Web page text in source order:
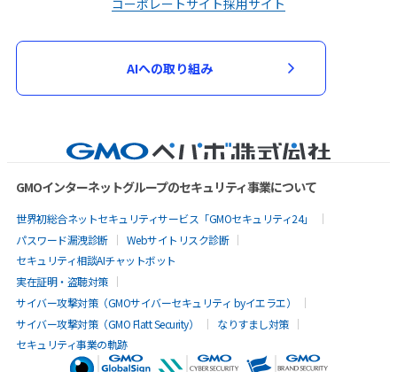
AIへの取り組み
GMOインターネットグループのセキュリティ事業について
世界初総合ネットセキュリティサービス「GMOセキュリティ24」
パスワード漏洩診断
Webサイトリスク診断
セキュリティ相談AIチャットボット
実在証明・盗聴対策
サイバー攻撃対策（GMOサイバーセキュリティ byイエラエ）
サイバー攻撃対策（GMO Flatt Security）
なりすまし対策
セキュリティ事業の軌跡